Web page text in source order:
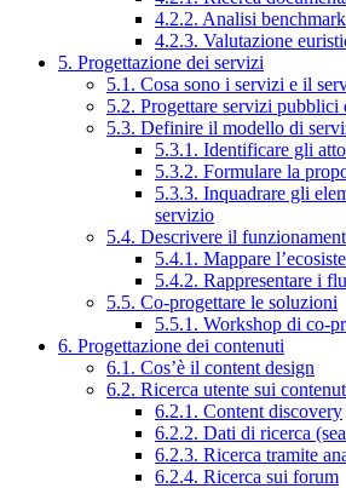
4.2.2. Analisi benchmark
4.2.3. Valutazione
5. Progettazione dei servizi
5.1. Cosa sono i servizi e il
5.2. Progettare servizi pubblici
5.3. Definire il modello di
5.3.1. Identificare gli
5.3.2. Formulare la
5.3.3. Inquadrare gli
servizio
5.4. Descrivere il
5.4.1. Mappare
5.4.2. Rappresentare i
5.5. Co-progettare le soluzioni
5.5.1. Workshop di co-
6. Progettazione dei contenuti
6.1. Cos’è il content design
6.2. Ricerca utente sui
6.2.1. Content discovery
6.2.2. Dati di ricerca
6.2.3. Ricerca tramite
6.2.4. Ricerca sui forum